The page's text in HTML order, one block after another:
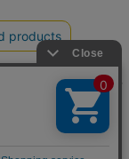
個人情報保護方針
特定商